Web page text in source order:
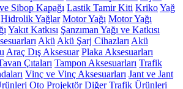
Sibop Kapağı Lastik Tamir Kiti KrikoYağ
Hidrolik Yağlar Motor Yağı Motor Yağı
Yakıt Katkısı Şanzıman Yağı ve Katkısı
Akü Akü Şarj Cihazları Akü
Araç Dış Aksesuar Plaka Aksesuarları
Çıtaları Tampon Aksesuarları Trafik
Vinç ve Vinç Aksesuarları Jant ve Jant
Oto Projektör Diğer Trafik Ürünleri